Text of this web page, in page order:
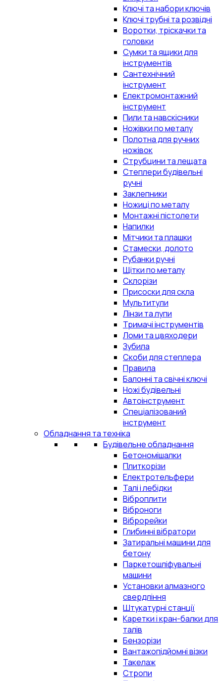
Ключі та набори ключів
Ключі трубні та розвідні
Воротки, тріскачки та
головки
Сумки та ящики для
інструментів
Сантехнічний
інструмент
Електромонтажний
інструмент
Пили та навскісники
Ножівки по металу
Полотна для ручних
ножівок
Струбцини та лещата
Степлери будівельні
ручні
Заклепники
Ножиці по металу
Монтажні пістолети
Напилки
Мітчики та плашки
Стамески, долото
Рубанки ручні
Щітки по металу
Склорізи
Присоски для скла
Мультитули
Лінзи та лупи
Тримачі інструментів
Ломи та цвяходери
Зубила
Скоби для степлера
Правила
Балонні та свічні ключі
Ножі будівельні
Автоінструмент
Спеціалізований
інструмент
Обладнання та техніка
Будівельне обладнання
Бетономішалки
Плиткорізи
Електротельфери
Талі і лебідки
Віброплити
Віброноги
Віброрейки
Глибинні вібратори
Затиральні машини для
бетону
Паркетошліфувальні
машини
Установки алмазного
свердління
Штукатурні станції
Каретки і кран-балки для
талів
Бензорізи
Вантажопідйомні візки
Такелаж
Стропи